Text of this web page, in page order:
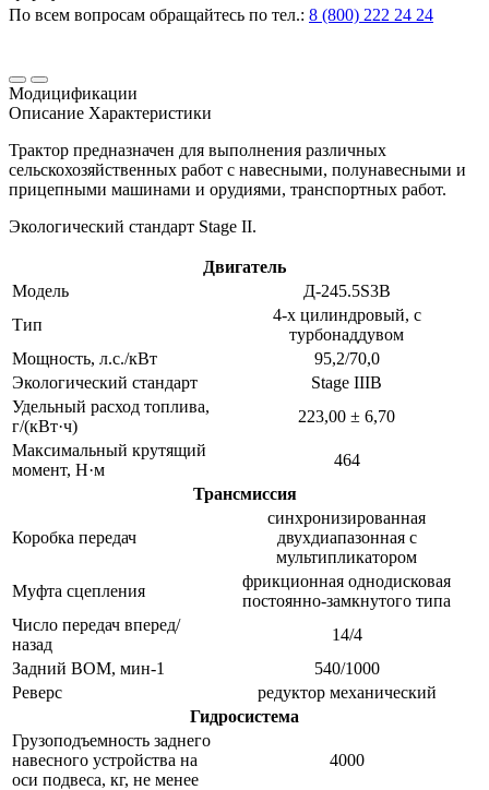
По всем вопросам обращайтесь по тел.: 8 (800) 222 24 24
Модицификации
Описание Характеристики
Трактор предназначен для выполнения различных
сельскохозяйственных работ с навесными, полунавесными и
прицепными машинами и орудиями, транспортных работ.
Экологический стандарт Stage II.
Двигатель
Модель
Д-245.5S3B
Тип
4-х цилиндровый, с
турбонаддувом
Мощность, л.с./кВт
95,2/70,0
Экологический стандарт
Stage IIIB
Удельный расход топлива,
г/(кВт·ч)
223,00 ± 6,70
Максимальный крутящий
момент, Н·м
464
Трансмиссия
Коробка передач
синхронизированная
двухдиапазонная с
мультипликатором
Муфта сцепления
фрикционная однодисковая
постоянно-замкнутого типа
Число передач вперед/
назад
14/4
Задний ВОМ, мин-1
540/1000
Реверс
редуктор механический
Гидросистема
Грузоподъемность заднего
навесного устройства на
оси подвеса, кг, не менее
4000